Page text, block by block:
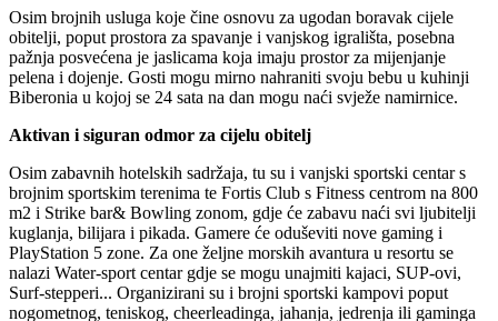
Osim brojnih usluga koje čine osnovu za ugodan boravak cijele
obitelji, poput prostora za spavanje i vanjskog igrališta, posebna
pažnja posvećena je jaslicama koja imaju prostor za mijenjanje
pelena i dojenje. Gosti mogu mirno nahraniti svoju bebu u kuhinji
Biberonia u kojoj se 24 sata na dan mogu naći svježe namirnice.
Aktivan i siguran odmor za cijelu obitelj
Osim zabavnih hotelskih sadržaja, tu su i vanjski sportski centar s
brojnim sportskim terenima te Fortis Club s Fitness centrom na 800
m2 i Strike bar& Bowling zonom, gdje će zabavu naći svi ljubitelji
kuglanja, bilijara i pikada. Gamere će oduševiti nove gaming i
PlayStation 5 zone. Za one željne morskih avantura u resortu se
nalazi Water-sport centar gdje se mogu unajmiti kajaci, SUP-ovi,
Surf-stepperi... Organizirani su i brojni sportski kampovi poput
nogometnog, teniskog, cheerleadinga, jahanja, jedrenja ili gaminga